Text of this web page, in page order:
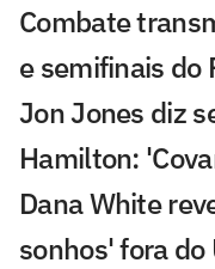
Combate
e semifinais do
Jon Jones diz
Hamilton:
Dana White
sonhos' fora do